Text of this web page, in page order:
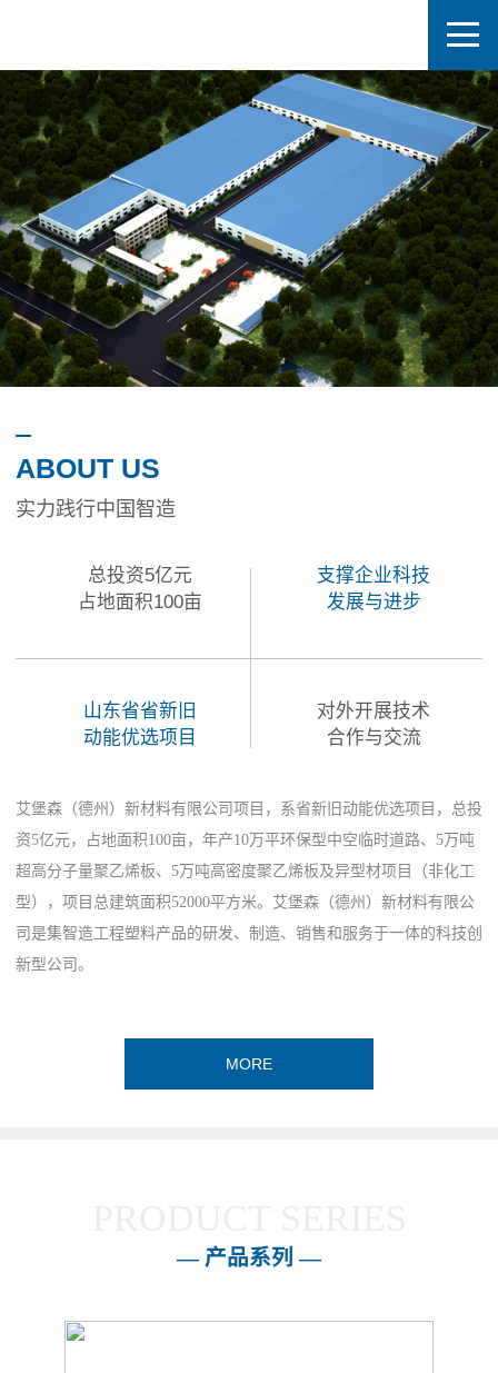
ABOUT US
实力践行中国智造
总投资5亿元
占地面积100亩
支撑企业科技
发展与进步
山东省省新旧
动能优选项目
对外开展技术
合作与交流
艾堡森（德州）新材料有限公司项目，系省新旧动能优选项目，总投
资5亿元，占地面积100亩，年产10万平环保型中空临时道路、5万吨
超高分子量聚乙烯板、5万吨高密度聚乙烯板及异型材项目（非化工
型），项目总建筑面积52000平方米。艾堡森（德州）新材料有限公
司是集智造工程塑料产品的研发、制造、销售和服务于一体的科技创
新型公司。
MORE
— 产品系列 —